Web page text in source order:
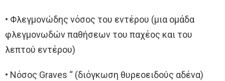
• Φλεγμονώδης νόσος του εντέρου (μια ομάδα
φλεγμονωδών παθήσεων του παχέος και του
λεπτού εντέρου)
• Νόσος Graves “ (διόγκωση θυρεοειδούς αδένα)